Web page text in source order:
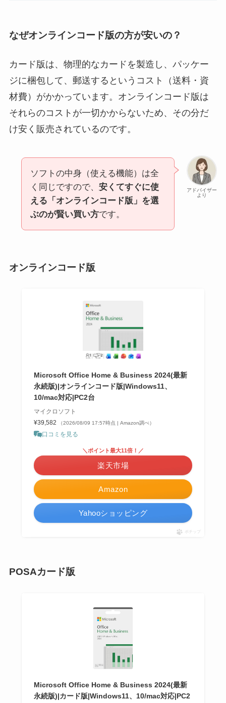
なぜオンラインコード版の方が安いの？
カード版は、物理的なカードを製造し、パッケー
ジに梱包して、郵送するというコスト（送料・資
材費）がかかっています。オンラインコード版は
それらのコストが一切かからないため、その分だ
け安く販売されているのです。
アドバイザー
より
ソフトの中身（使える機能）は全
く同じですので、 安くてすぐに使
える「オンラインコード版」を選
ぶのが賢い買い方です。
オンラインコード版
Microsoft Office Home & Business 2024(最新
永続版)|オンラインコード版|Windows11、
10/mac対応|PC2台
マイクロソフト
¥39,582
（2026/08/09 17:57時点 | Amazon調べ）
口コミを見る
Amazon
＼ポイント最大11倍！／
楽天市場
Yahooショッピング
ポチップ
POSAカード版
Microsoft Office Home & Business 2024(最新
永続版)|カード版|Windows11、10/mac対応|PC2